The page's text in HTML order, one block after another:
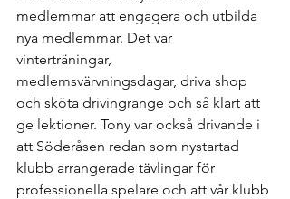
medlemmar att engagera och utbilda
nya medlemmar. Det var
vinterträningar,
medlemsvärvningsdagar, driva shop
och sköta drivingrange och så klart att
ge lektioner. Tony var också drivande i
att Söderåsen redan som nystartad
klubb arrangerade tävlingar för
professionella spelare och att vår klubb